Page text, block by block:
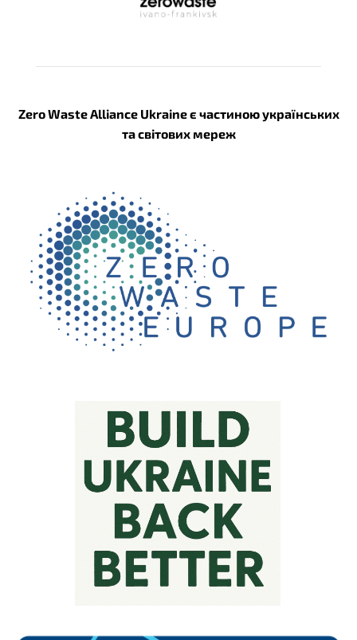
Zero Waste Alliance Ukraine є частиною українських
та світових мереж